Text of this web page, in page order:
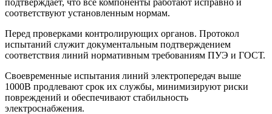
подтверждает, что все компоненты работают исправно и
соответствуют установленным нормам.
Перед проверками контролирующих органов. Протокол
испытаний служит документальным подтверждением
соответствия линий нормативным требованиям ПУЭ и ГОСТ.
Своевременные испытания линий электропередач выше
1000В продлевают срок их службы, минимизируют риски
повреждений и обеспечивают стабильность
электроснабжения.